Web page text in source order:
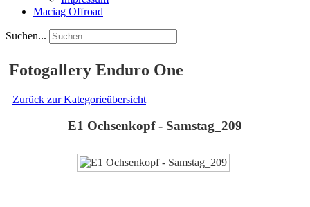
Maciag Offroad
Suchen...
Fotogallery Enduro One
Zurück zur Kategorieübersicht
E1 Ochsenkopf - Samstag_209